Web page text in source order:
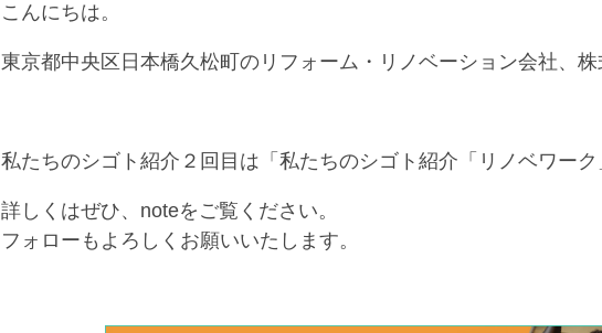
こんにちは。
東京都中央区日本橋久松町のリフォーム・リノベーション会社、
私たちのシゴト紹介２回目は「私たちのシゴト紹介「リノベワーク
詳しくはぜひ、noteをご覧ください。
フォローもよろしくお願いいたします。